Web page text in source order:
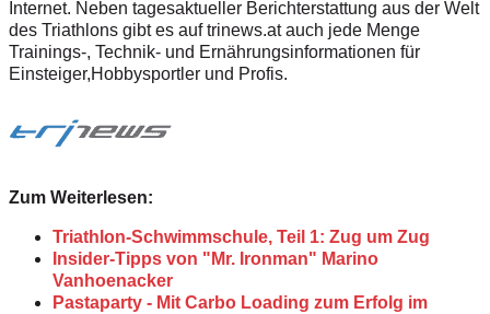
Internet. Neben tagesaktueller Berichterstattung aus der Welt
des Triathlons gibt es auf trinews.at auch jede Menge
Trainings-, Technik- und Ernährungsinformationen für
Einsteiger,Hobbysportler und Profis.
Zum Weiterlesen:
Triathlon-Schwimmschule, Teil 1: Zug um Zug
Insider-Tipps von "Mr. Ironman" Marino
Vanhoenacker
Pastaparty - Mit Carbo Loading zum Erfolg im